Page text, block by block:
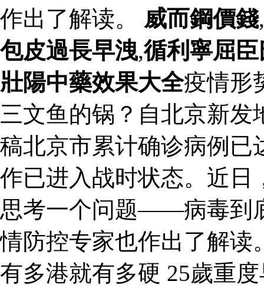
作出了解读。 威而鋼價錢,
包皮過長早洩,循利寧屈
壯陽中藥效果大全疫情形
三文鱼的锅？自北京新
稿北京市累计确诊病例已
作已进入战时状态。近日
思考一个问题——病毒到
情防控专家也作出了解读
有多港就有多硬 25歲重